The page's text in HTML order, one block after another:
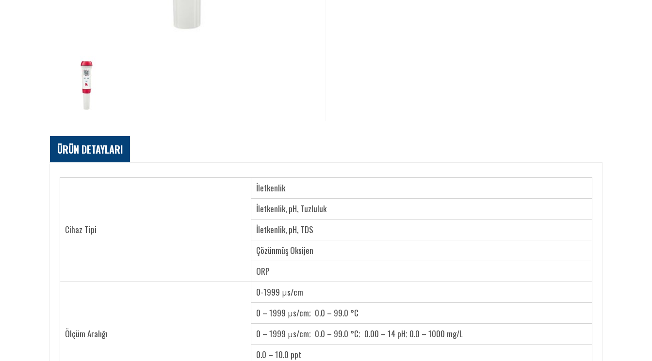
ÜRÜN DETAYLARI
Cihaz Tipi
İletkenlik
İletkenlik, pH, Tuzluluk
İletkenlik, pH, TDS
Çözünmüş Oksijen
ORP
Ölçüm Aralığı
0-1999 μs/cm
0 – 1999 μs/cm; 0.0 – 99.0 °C
0 – 1999 μs/cm; 0.0 – 99.0 °C; 0.00 – 14 pH; 0.0 – 1000 mg/L
0.0 – 10.0 ppt